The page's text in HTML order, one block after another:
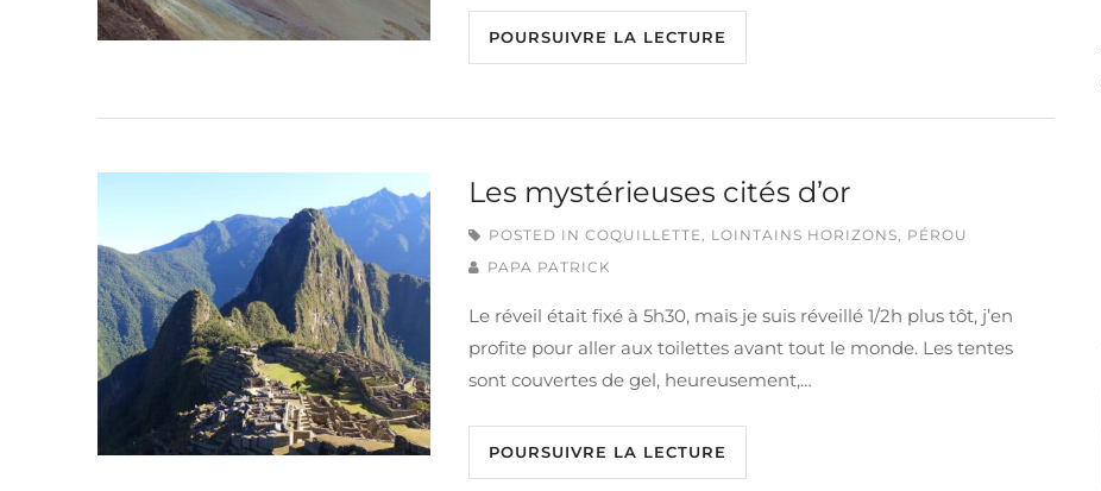
POURSUIVRE LA LECTURE
Les mystérieuses cités d’or
POSTED IN COQUILLETTE, LOINTAINS HORIZONS, PÉROU
PAPA PATRICK
Le réveil était fixé à 5h30, mais je suis réveillé 1/2h plus tôt, j’en
profite pour aller aux toilettes avant tout le monde. Les tentes
sont couvertes de gel, heureusement,…
POURSUIVRE LA LECTURE